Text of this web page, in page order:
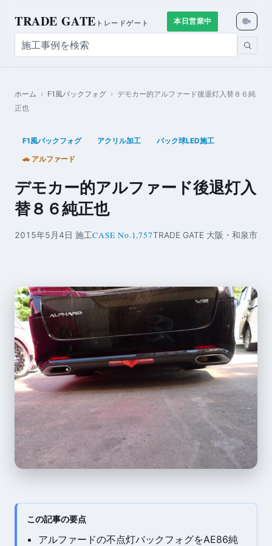
TRADE GATE トレードゲート 本日営業中 🌐▾
ホーム › F1風バックフォグ › デモカー的アルファード後退灯入替８６純
正也
F1風バックフォグ アクリル加工 バック球LED施工
🚗 アルファード
デモカー的アルファード後退灯入
替８６純正也
2015年5月4日 施工CASE No.1,757TRADE GATE 大阪・和泉市
この記事の要点
アルファードの不点灯バックフォグをAE86純